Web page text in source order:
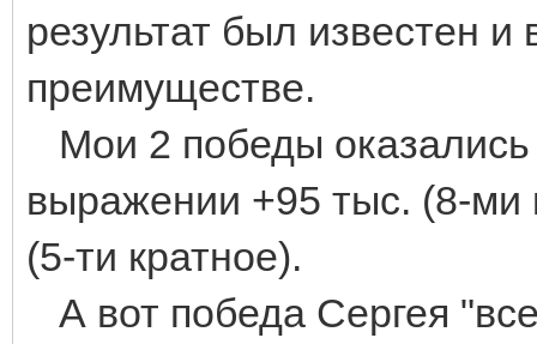
результат был известен
преимуществе.
Мои 2 победы
выражении +95 тыс. (8-ми
(5-ти кратное).
А вот победа Сергея